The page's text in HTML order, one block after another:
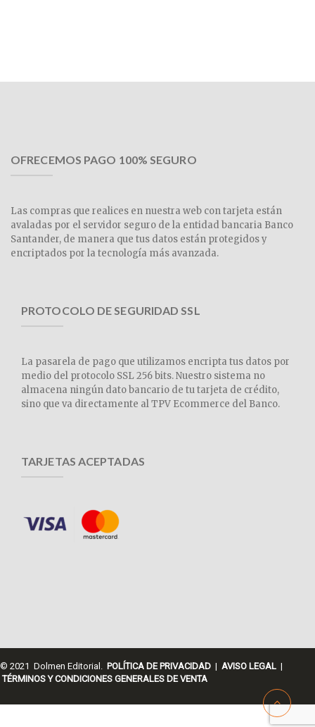
OFRECEMOS PAGO 100% SEGURO
Las compras que realices en nuestra web con tarjeta están
avaladas por el servidor seguro de la entidad bancaria Banco
Santander, de manera que tus datos están protegidos y
encriptados por la tecnología más avanzada.
PROTOCOLO DE SEGURIDAD SSL
La pasarela de pago que utilizamos encripta tus datos por
medio del protocolo SSL 256 bits. Nuestro sistema no
almacena ningún dato bancario de tu tarjeta de crédito,
sino que va directamente al TPV Ecommerce del Banco.
TARJETAS ACEPTADAS
© 2021 Dolmen Editorial. POLÍTICA DE PRIVACIDAD | AVISO LEGAL |
TÉRMINOS Y CONDICIONES GENERALES DE VENTA